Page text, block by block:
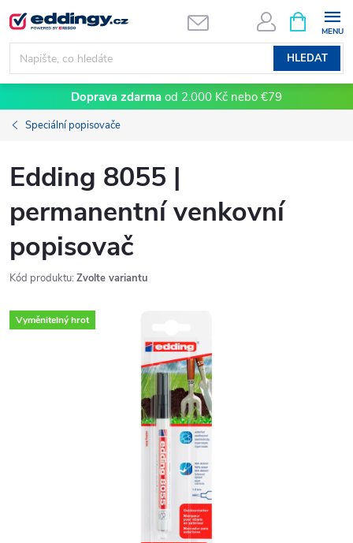
Přejít
na
obsah
HLEDAT
NÁKUPNÍ
KOŠÍK
Doprava zdarma od 2.000 Kč nebo €79
Speciální popisovače
Edding 8055 |
permanentní venkovní
popisovač
Kód produktu: Zvolte variantu
Vyměnitelný hrot